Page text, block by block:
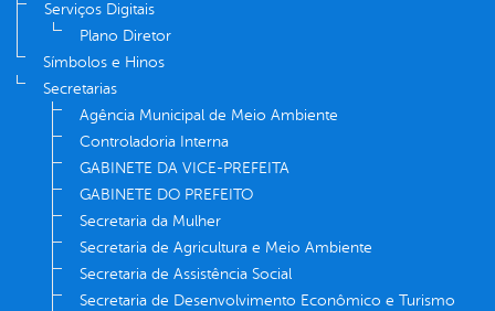
Serviços Digitais
Plano Diretor
Símbolos e Hinos
Secretarias
Agência Municipal de Meio Ambiente
Controladoria Interna
GABINETE DA VICE-PREFEITA
GABINETE DO PREFEITO
Secretaria da Mulher
Secretaria de Agricultura e Meio Ambiente
Secretaria de Assistência Social
Secretaria de Desenvolvimento Econômico e Turismo